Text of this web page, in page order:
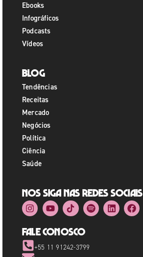
Ebooks
Infográficos
Podcasts
Vídeos
Blog
Tendências
Receitas
Mercado
Negócios
Política
Ciência
Saúde
Nos siga nas redes sociais
Fale Conosco
+55 11 91242-3799